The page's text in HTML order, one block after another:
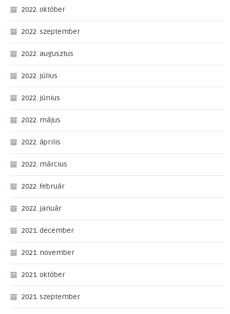
2022. október
2022. szeptember
2022. augusztus
2022. július
2022. június
2022. május
2022. április
2022. március
2022. február
2022. január
2021. december
2021. november
2021. október
2021. szeptember